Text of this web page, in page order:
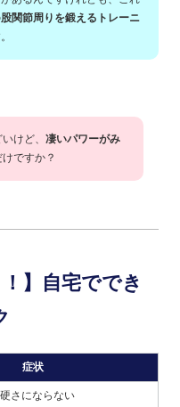
股関節周りを鍛えるトレーニ
いけど、凄いパワーがみ
ですか？
】自宅ででき
症状
さにならない